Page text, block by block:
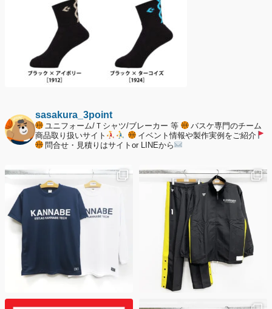
sasakura_3point
ユニフォーム/Ｔシャツ/ブレーカー 等
バスケ専門のチーム
商品取り扱いサイト
イベント情報や製作実例をご紹介
問合せ・見積りはサイトor LINEから